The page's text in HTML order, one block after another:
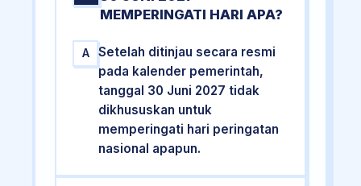
MEMPERINGATI HARI APA?
A
Setelah ditinjau secara resmi
pada kalender pemerintah,
tanggal 30 Juni 2027 tidak
dikhususkan untuk
memperingati hari peringatan
nasional apapun.